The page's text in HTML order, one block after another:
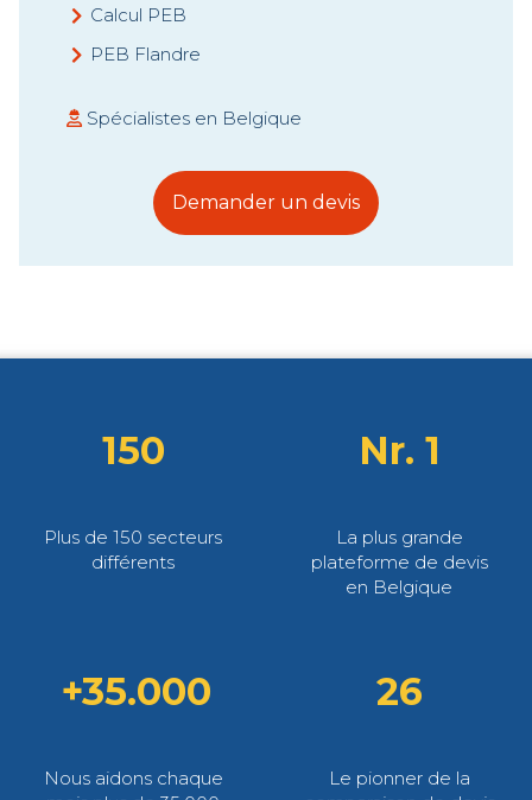
Calcul PEB
PEB Flandre
Spécialistes en Belgique
Demander un devis
150
Plus de 150 secteurs
différents
Nr. 1
La plus grande
plateforme de devis
en Belgique
+35.000
Nous aidons chaque
26
Le pionner de la